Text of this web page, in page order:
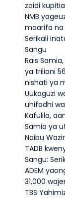
zaidi
NMB
maarifa na
Serikali
Sangu
Rais
ya trilioni
nishati ya
Uukaguzi
uhifadhi
Kafulila,
Samia ya
Naibu
TADB
Sangu:
ADEM
31,000
TBS